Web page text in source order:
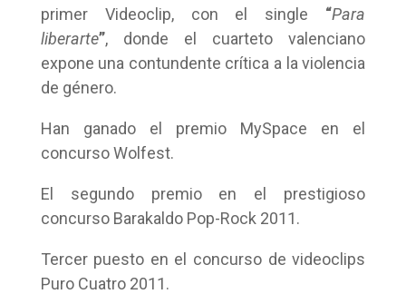
primer Videoclip, con el single “Para
liberarte”, donde el cuarteto valenciano
expone una contundente crítica a la violencia
de género.
Han ganado el premio MySpace en el
concurso Wolfest.
El segundo premio en el prestigioso
concurso Barakaldo Pop-Rock 2011.
Tercer puesto en el concurso de videoclips
Puro Cuatro 2011.